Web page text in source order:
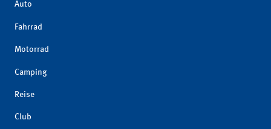
Auto
Fahrrad
Motorrad
Camping
Reise
Club